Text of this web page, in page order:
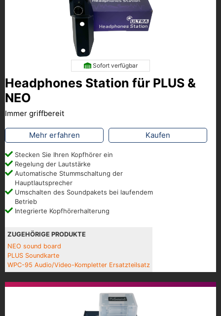
Sofort verfügbar
Headphones Station für PLUS &
NEO
Immer griffbereit
Mehr erfahren Kaufen
Stecken Sie Ihren Kopfhörer ein
Regelung der Lautstärke
Automatische Stummschaltung der
Hauptlautsprecher
Umschalten des Soundpakets bei laufendem
Betrieb
Integrierte Kopfhörerhalterung
ZUGEHÖRIGE PRODUKTE
NEO sound board
PLUS Soundkarte
WPC-95 Audio/Video-Kompletter Ersatzteilsatz